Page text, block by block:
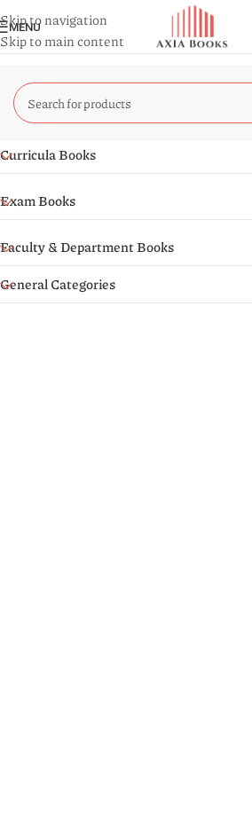
Skip to navigation
Skip to main content
MENU
Curricula Books
Exam Books
Faculty & Department Books
General Categories